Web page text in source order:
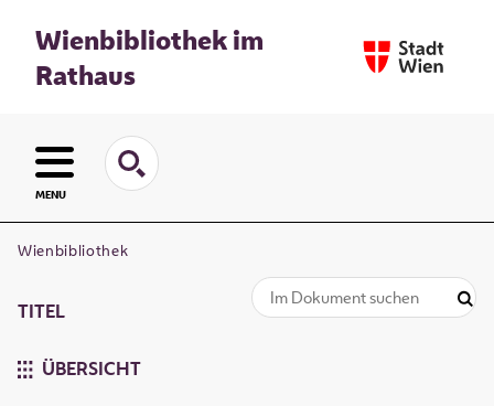
Wienbibliothek im
Rathaus
MENU
Wienbibliothek
TITEL
ÜBERSICHT